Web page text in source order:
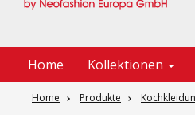
Home Kollektionen
Home Produkte